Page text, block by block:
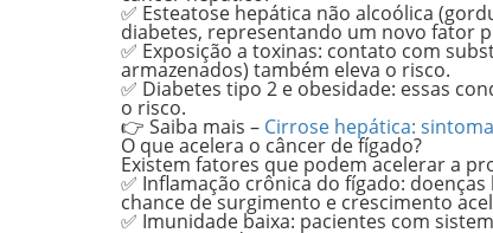
✅ Esteatose hepática não alcoólica
diabetes, representando um novo fator
✅ Exposição a toxinas: contato com
armazenados) também eleva o risco.
✅ Diabetes tipo 2 e obesidade: essas
o risco.
👉 Saiba mais – Cirrose hepática:
O que acelera o câncer de fígado?
Existem fatores que podem acelerar a
✅ Inflamação crônica do fígado:
chance de surgimento e crescimento
✅ Imunidade baixa: pacientes com